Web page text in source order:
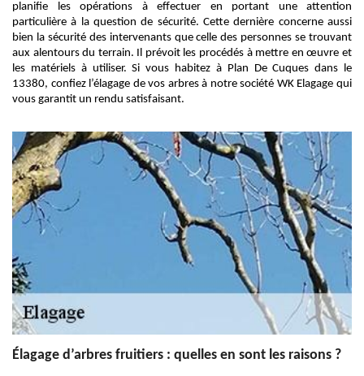
planifie les opérations à effectuer en portant une attention
particulière à la question de sécurité. Cette dernière concerne aussi
bien la sécurité des intervenants que celle des personnes se trouvant
aux alentours du terrain. Il prévoit les procédés à mettre en œuvre et
les matériels à utiliser. Si vous habitez à Plan De Cuques dans le
13380, confiez l’élagage de vos arbres à notre société WK Elagage qui
vous garantit un rendu satisfaisant.
Élagage d’arbres fruitiers : quelles en sont les raisons ?